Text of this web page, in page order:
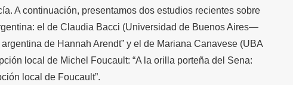
A continuación, presentamos dos estudios recientes sobre
el de Claudia Bacci (Universidad de Buenos Aires—
de Hannah Arendt” y el de Mariana Canavese (UBA
local de Michel Foucault: “A la orilla porteña del Sena:
local de Foucault”.